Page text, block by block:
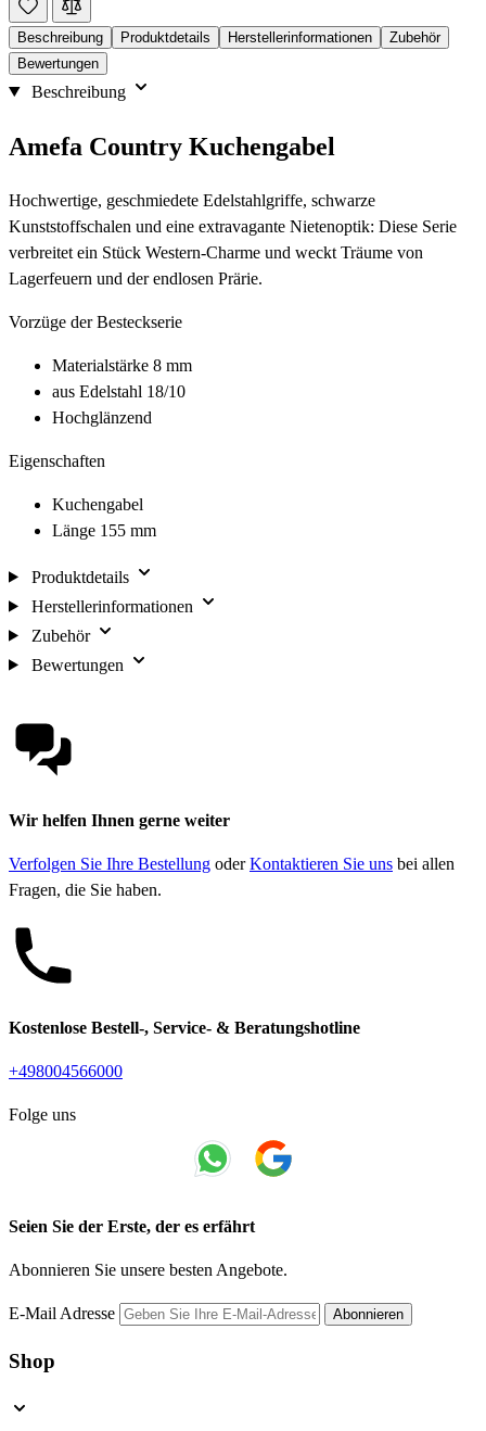
Beschreibung Produktdetails Herstellerinformationen
Zubehör
Bewertungen
Beschreibung
Amefa Country Kuchengabel
Hochwertige, geschmiedete Edelstahlgriffe, schwarze
Kunststoffschalen und eine extravagante Nietenoptik: Diese Serie
verbreitet ein Stück Western-Charme und weckt Träume von
Lagerfeuern und der endlosen Prärie.
Vorzüge der Besteckserie
Materialstärke 8 mm
aus Edelstahl 18/10
Hochglänzend
Eigenschaften
Kuchengabel
Länge 155 mm
Produktdetails
Herstellerinformationen
Zubehör
Bewertungen
Wir helfen Ihnen gerne weiter
Verfolgen Sie Ihre Bestellung oderKontaktieren Sie uns bei allen
Fragen, die Sie haben.
Kostenlose Bestell-, Service- & Beratungshotline
+498004566000
Folge uns
Seien Sie der Erste, der es erfährt
Abonnieren Sie unsere besten Angebote.
E-Mail Adresse Abonnieren
Shop